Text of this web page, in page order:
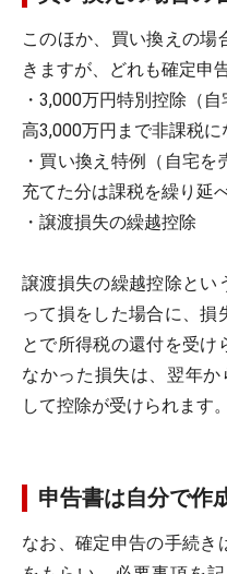
このほか、買い換えの場
きますが、どれも確定申
・3,000万円特別控除（
高3,000万円まで非課税に
・買い換え特例（自宅
充てた分は課税を繰り延べ
・譲渡損失の繰越控除
譲渡損失の繰越控除とい
って損をした場合に、損
とで所得税の還付を受け
なかった損失は、翌年
して控除が受けられます。
申告書は自分で作
なお、確定申告の手続き